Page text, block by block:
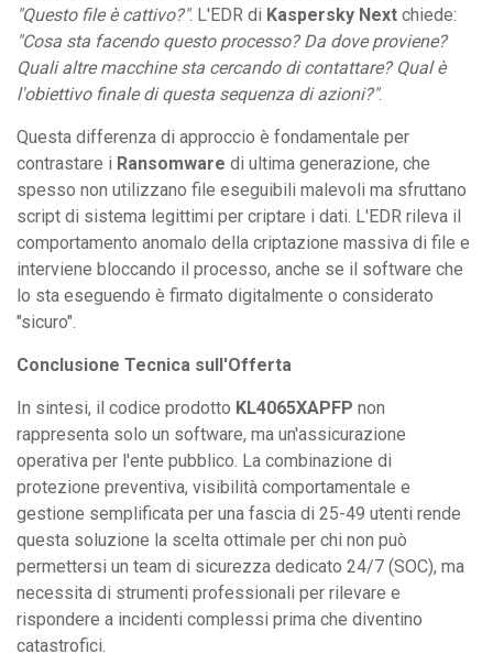
"Questo file è cattivo?". L'EDR di Kaspersky Next chiede:
"Cosa sta facendo questo processo? Da dove proviene?
Quali altre macchine sta cercando di contattare? Qual è
l'obiettivo finale di questa sequenza di azioni?".
Questa differenza di approccio è fondamentale per
contrastare i Ransomware di ultima generazione, che
spesso non utilizzano file eseguibili malevoli ma sfruttano
script di sistema legittimi per criptare i dati. L'EDR rileva il
comportamento anomalo della criptazione massiva di file e
interviene bloccando il processo, anche se il software che
lo sta eseguendo è firmato digitalmente o considerato
"sicuro".
Conclusione Tecnica sull'Offerta
In sintesi, il codice prodotto KL4065XAPFP non
rappresenta solo un software, ma un'assicurazione
operativa per l'ente pubblico. La combinazione di
protezione preventiva, visibilità comportamentale e
gestione semplificata per una fascia di 25-49 utenti rende
questa soluzione la scelta ottimale per chi non può
permettersi un team di sicurezza dedicato 24/7 (SOC), ma
necessita di strumenti professionali per rilevare e
rispondere a incidenti complessi prima che diventino
catastrofici.